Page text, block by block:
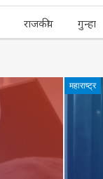
राजकीय गुन्हा
महाराष्ट्र